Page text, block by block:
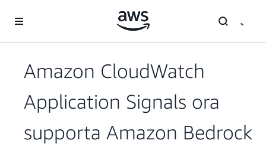
Amazon CloudWatch
Application Signals ora
supporta Amazon Bedrock